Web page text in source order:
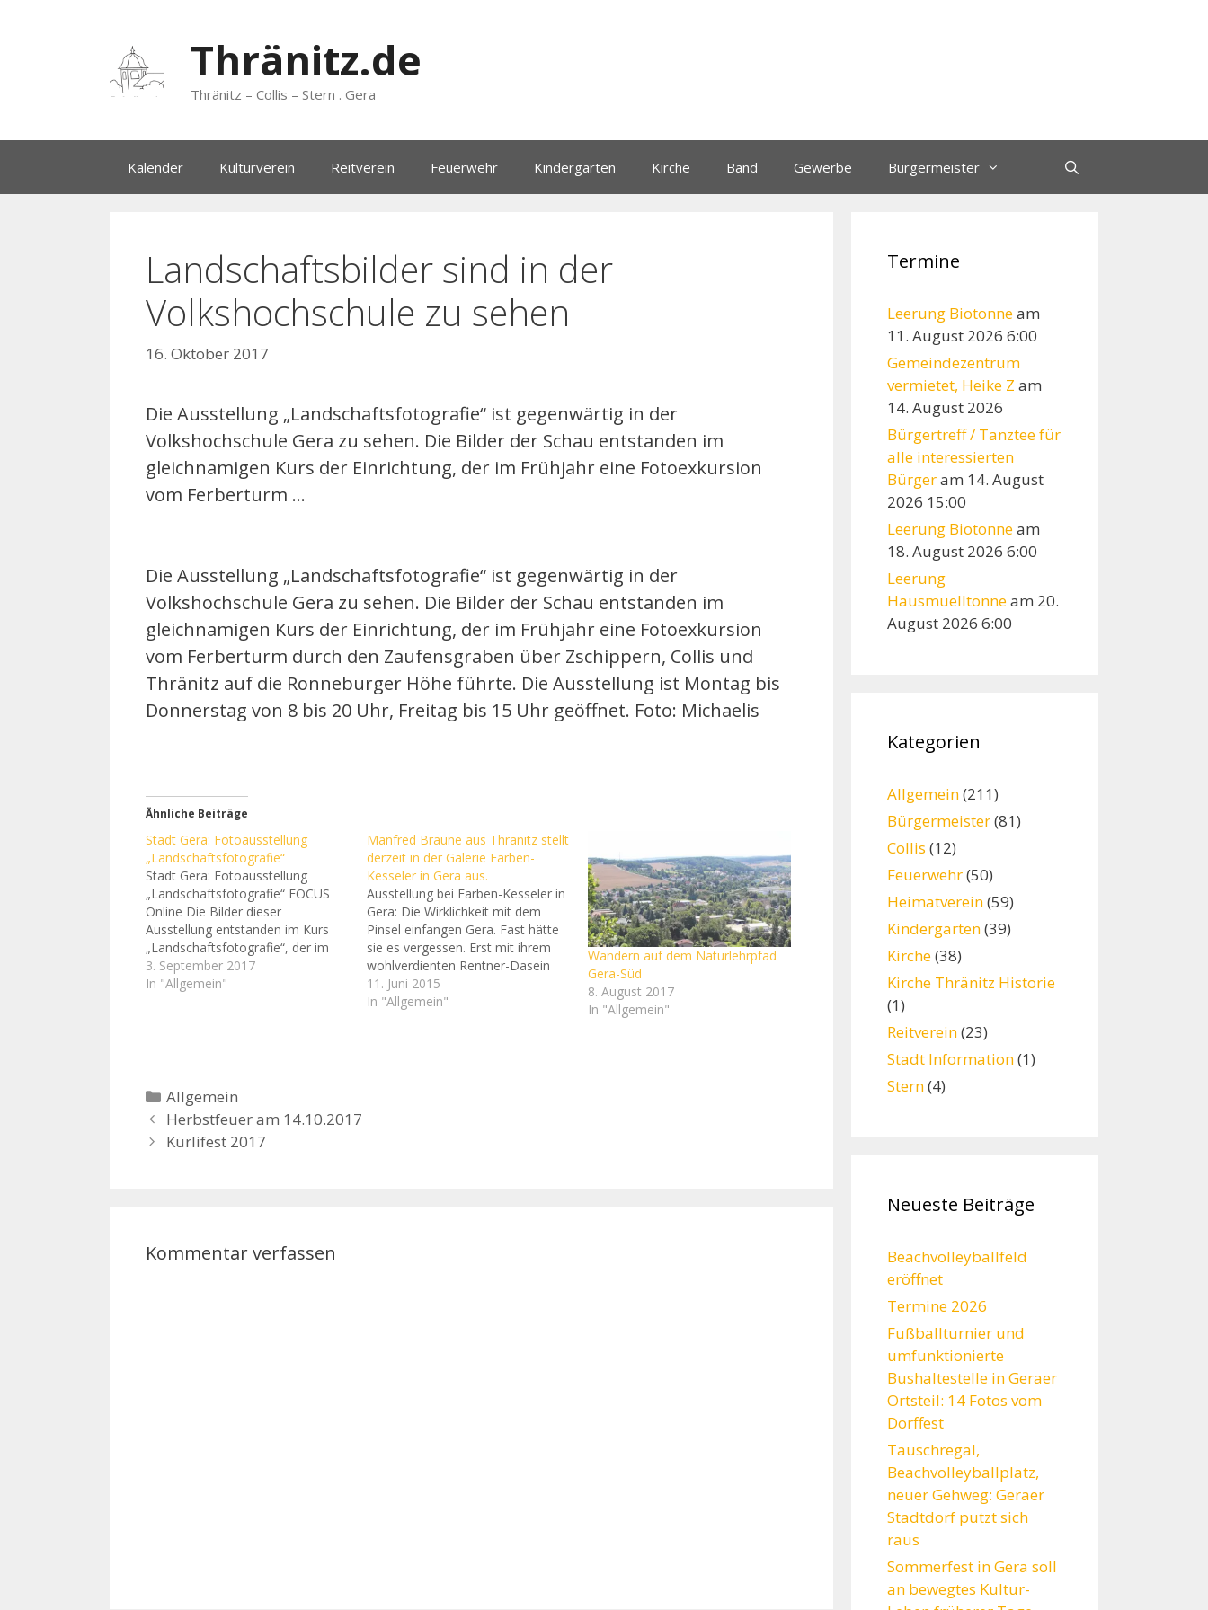
Thränitz.de
Thränitz – Collis – Stern . Gera
Kalender Kulturverein Reitverein Feuerwehr Kindergarten Kirche Band Gewerbe Bürgermeister
Landschaftsbilder sind in der
Volkshochschule zu sehen
16. Oktober 2017
Die Ausstellung „Landschaftsfotografie“ ist gegenwärtig in der
Volkshochschule Gera zu sehen. Die Bilder der Schau entstanden im
gleichnamigen Kurs der Einrichtung, der im Frühjahr eine Fotoexkursion
vom Ferberturm …
Die Ausstellung „Landschaftsfotografie“ ist gegenwärtig in der
Volkshochschule Gera zu sehen. Die Bilder der Schau entstanden im
gleichnamigen Kurs der Einrichtung, der im Frühjahr eine Fotoexkursion
vom Ferberturm durch den Zaufensgraben über Zschippern, Collis und
Thränitz auf die Ronneburger Höhe führte. Die Ausstellung ist Montag bis
Donnerstag von 8 bis 20 Uhr, Freitag bis 15 Uhr geöffnet. Foto: Michaelis
Ähnliche Beiträge
Stadt Gera: Fotoausstellung
„Landschaftsfotografie“
Stadt Gera: Fotoausstellung
„Landschaftsfotografie“ FOCUS
Online Die Bilder dieser
Ausstellung entstanden im Kurs
„Landschaftsfotografie“, der im
Frühjahrssemester 2017 stattfand.
Bestandteil dieses Kurses war eine
Ronneburger Höhe. Durch einen…
3. September 2017
In "Allgemein"
Manfred Braune aus Thränitz stellt
derzeit in der Galerie Farben-
Kesseler in Gera aus.
Ausstellung bei Farben-Kesseler in
Gera: Die Wirklichkeit mit dem
Pinsel einfangen Gera. Fast hätte
sie es vergessen. Erst mit ihrem
wohlverdienten Rentner-Dasein
kam es ihr wieder in den Sinn. „Da
war doch mal was“, sagt Barbara
11. Juni 2015
In "Allgemein"
Wandern auf dem Naturlehrpfad
Gera-Süd
8. August 2017
In "Allgemein"
Kategorien
Allgemein
Herbstfeuer am 14.10.2017
Kürlifest 2017
Kommentar verfassen
Termine
Leerung Biotonneam
11. August 2026 6:00
Gemeindezentrum
vermietet, Heike Z am
14. August 2026
Bürgertreff / Tanztee für
alle interessierten
Bürgeram 14. August
2026 15:00
Leerung Biotonneam
18. August 2026 6:00
Leerung
Hausmuelltonneam 20.
August 2026 6:00
Kategorien
Allgemein(211)
Bürgermeister(81)
Collis (12)
Feuerwehr(50)
Heimatverein(59)
Kindergarten(39)
Kirche(38)
Kirche Thränitz Historie
(1)
Reitverein(23)
Stadt Information(1)
Stern(4)
Neueste Beiträge
Beachvolleyballfeld
eröffnet
Termine 2026
Fußballturnier und
umfunktionierte
Bushaltestelle in Geraer
Ortsteil: 14 Fotos vom
Dorffest
Tauschregal,
Beachvolleyballplatz,
neuer Gehweg: Geraer
Stadtdorf putzt sich
raus
Sommerfest in Gera soll
an bewegtes Kultur-